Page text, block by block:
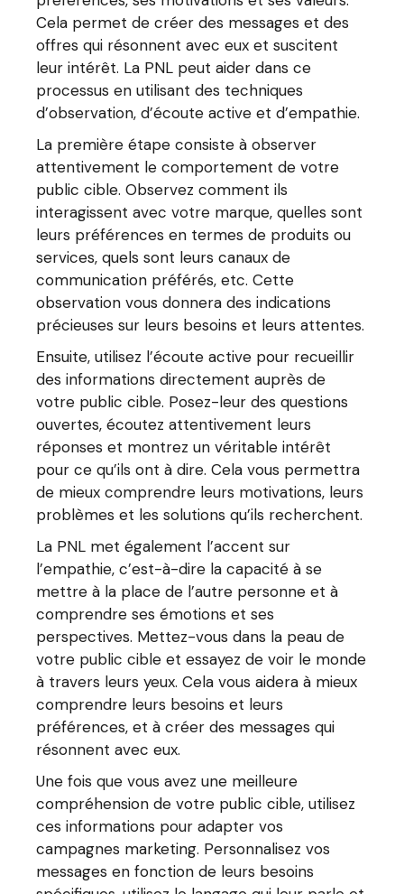
Cela permet de créer des messages et des
offres qui résonnent avec eux et suscitent
leur intérêt. La PNL peut aider dans ce
processus en utilisant des techniques
d’observation, d’écoute active et d’empathie.
La première étape consiste à observer
attentivement le comportement de votre
public cible. Observez comment ils
interagissent avec votre marque, quelles sont
leurs préférences en termes de produits ou
services, quels sont leurs canaux de
communication préférés, etc. Cette
observation vous donnera des indications
précieuses sur leurs besoins et leurs attentes.
Ensuite, utilisez l’écoute active pour recueillir
des informations directement auprès de
votre public cible. Posez-leur des questions
ouvertes, écoutez attentivement leurs
réponses et montrez un véritable intérêt
pour ce qu’ils ont à dire. Cela vous permettra
de mieux comprendre leurs motivations, leurs
problèmes et les solutions qu’ils recherchent.
La PNL met également l’accent sur
l’empathie, c’est-à-dire la capacité à se
mettre à la place de l’autre personne et à
comprendre ses émotions et ses
perspectives. Mettez-vous dans la peau de
votre public cible et essayez de voir le monde
à travers leurs yeux. Cela vous aidera à mieux
comprendre leurs besoins et leurs
préférences, et à créer des messages qui
résonnent avec eux.
Une fois que vous avez une meilleure
compréhension de votre public cible, utilisez
ces informations pour adapter vos
campagnes marketing. Personnalisez vos
messages en fonction de leurs besoins